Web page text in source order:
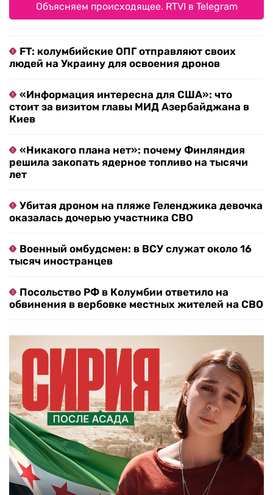
Объясняем происходящее. RTVI в Telegram
FT: колумбийские ОПГ отправляют своих
людей на Украину для освоения дронов
«Информация интересна для США»: что
стоит за визитом главы МИД Азербайджана в
Киев
«Никакого плана нет»: почему Финляндия
решила закопать ядерное топливо на тысячи
лет
Убитая дроном на пляже Геленджика девочка
оказалась дочерью участника СВО
Военный омбудсмен: в ВСУ служат около 16
тысяч иностранцев
Посольство РФ в Колумбии ответило на
обвинения в вербовке местных жителей на СВО